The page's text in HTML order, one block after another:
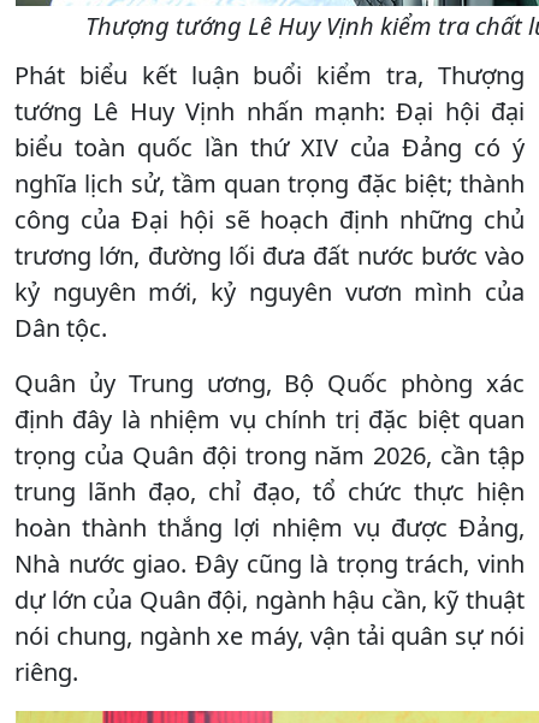
Thượng tướng Lê Huy Vịnh kiểm tra chất
Phát biểu kết luận buổi kiểm tra, Thượng
tướng Lê Huy Vịnh nhấn mạnh: Đại hội đại
biểu toàn quốc lần thứ XIV của Đảng có ý
nghĩa lịch sử, tầm quan trọng đặc biệt; thành
công của Đại hội sẽ hoạch định những chủ
trương lớn, đường lối đưa đất nước bước vào
kỷ nguyên mới, kỷ nguyên vươn mình của
Dân tộc.
Quân ủy Trung ương, Bộ Quốc phòng xác
định đây là nhiệm vụ chính trị đặc biệt quan
trọng của Quân đội trong năm 2026, cần tập
trung lãnh đạo, chỉ đạo, tổ chức thực hiện
hoàn thành thắng lợi nhiệm vụ được Đảng,
Nhà nước giao. Đây cũng là trọng trách, vinh
dự lớn của Quân đội, ngành hậu cần, kỹ thuật
nói chung, ngành xe máy, vận tải quân sự nói
riêng.